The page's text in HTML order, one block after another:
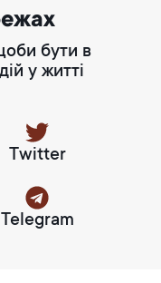
бути в
у житті
Twitter
Telegram